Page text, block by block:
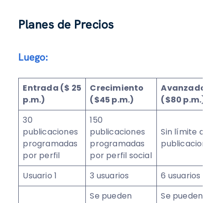
Planes de Precios
Luego:
Entrada ($ 25
p.m.)
Crecimiento
($45 p.m.)
Avanzado
($80 p.m.)
30
publicaciones
programadas
por perfil
150
publicaciones
programadas
por perfil social
Sin límite de
publicaciones
Usuario 1 3 usuarios 6 usuarios
Se pueden
Se pueden